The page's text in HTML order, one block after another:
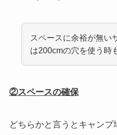
スペースに余裕が無い
は200cmの穴を使う時
②スペースの確保
どちらかと言うとキャン